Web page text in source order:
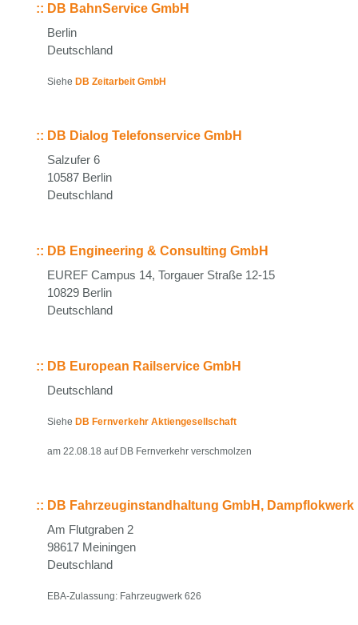
:: DB BahnService GmbH
Berlin
Deutschland
Siehe DB Zeitarbeit GmbH
:: DB Dialog Telefonservice GmbH
Salzufer 6
10587 Berlin
Deutschland
:: DB Engineering & Consulting GmbH
EUREF Campus 14, Torgauer Straße 12-15
10829 Berlin
Deutschland
:: DB European Railservice GmbH
Deutschland
Siehe DB Fernverkehr Aktiengesellschaft
am 22.08.18 auf DB Fernverkehr verschmolzen
:: DB Fahrzeuginstandhaltung GmbH, Dampflokwerk
Am Flutgraben 2
98617 Meiningen
Deutschland
EBA-Zulassung: Fahrzeugwerk 626